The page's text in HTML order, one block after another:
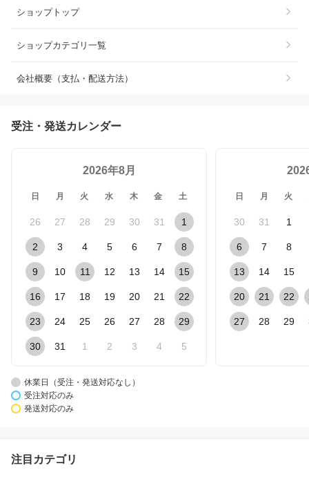
ショップトップ
ショップカテゴリ一覧
会社概要（支払・配送方法）
受注・発送カレンダー
2026年8月
日 月 火 水 木 金 土
26 27 28 29 30 31 1
2 3 4 5 6 7 8
9 10 11 12 13 14 15
16 17 18 19 20 21 22
23 24 25 26 27 28 29
30 31 1 2 3 4 5
日 月 火
30 31 1
6 7 8
13 14 15
20 21 22
27 28 29
休業日（受注・発送対応なし）
受注対応のみ
発送対応のみ
注目カテゴリ